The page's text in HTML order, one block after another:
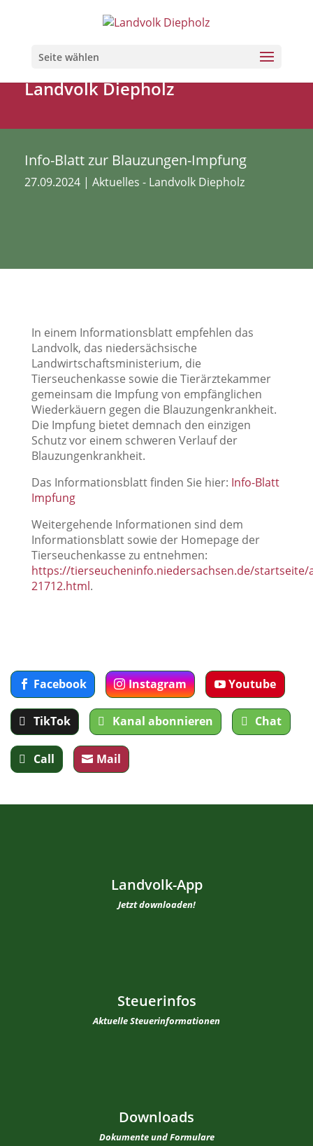
Seite wählen
Landvolk Diepholz
Info-Blatt zur Blauzungen-Impfung
27.09.2024 | Aktuelles - Landvolk Diepholz
In einem Informationsblatt empfehlen das
Landvolk, das niedersächsische
Landwirtschaftsministerium, die
Tierseuchenkasse sowie die Tierärztekammer
gemeinsam die Impfung von empfänglichen
Wiederkäuern gegen die Blauzungenkrankheit.
Die Impfung bietet demnach den einzigen
Schutz vor einem schweren Verlauf der
Blauzungenkrankheit.
Das Informationsblatt finden Sie hier: Info-Blatt
Impfung
Weitergehende Informationen sind dem
Informationsblatt sowie der Homepage der
Tierseuchenkasse zu entnehmen:
https://tierseucheninfo.niedersachsen.de/
21712.html.
Facebook Instagram Youtube
TikTok Kanal abonnieren Chat
Call Mail
Landvolk-App
Jetzt downloaden!
Steuerinfos
Aktuelle Steuerinformationen
Downloads
Dokumente und Formulare